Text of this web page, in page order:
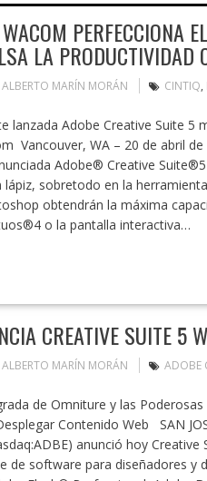
PERFECCIONA
LA PRODUCTIVIDAD
ALBERTO MARÍN MORÁN CINTIQ,
lanzada Adobe Creative Suite
Vancouver, WA – 20 de abril
Adobe® Creative
lápiz, sobretodo en la
obtendrán la máxima
o la pantalla interactiva…
CREATIVE SUITE 5
ALBERTO MARÍN MORÁN ADOBE
de Omniture y las
Contenido Web SAN
anunció hoy
de software para diseñadores y